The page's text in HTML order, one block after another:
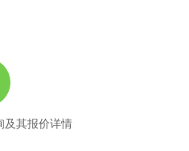
及其报价详情